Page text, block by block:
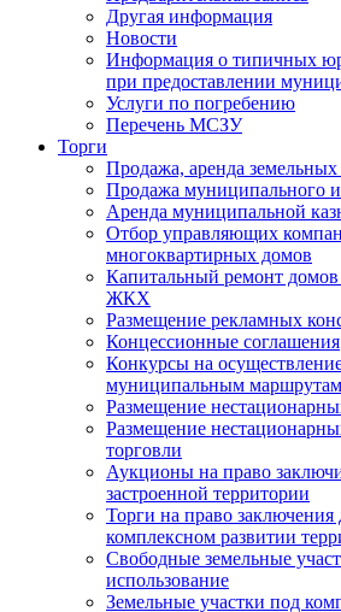
Другая информация
Новости
Информация о типичных
при предоставлении
Услуги по погребению
Перечень МСЗУ
Торги
Продажа, аренда земельных
Продажа муниципального
Аренда муниципальной
Отбор управляющих
многоквартирных домов
Капитальный ремонт домов
ЖКХ
Размещение рекламных
Концессионные соглашения
Конкурсы на
муниципальным маршрутам
Размещение
Размещение
торговли
Аукционы на право
застроенной территории
Торги на право заключения
комплексном развитии
Свободные земельные
использование
Земельные участки под